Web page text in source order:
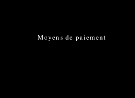
Moyens de paiement